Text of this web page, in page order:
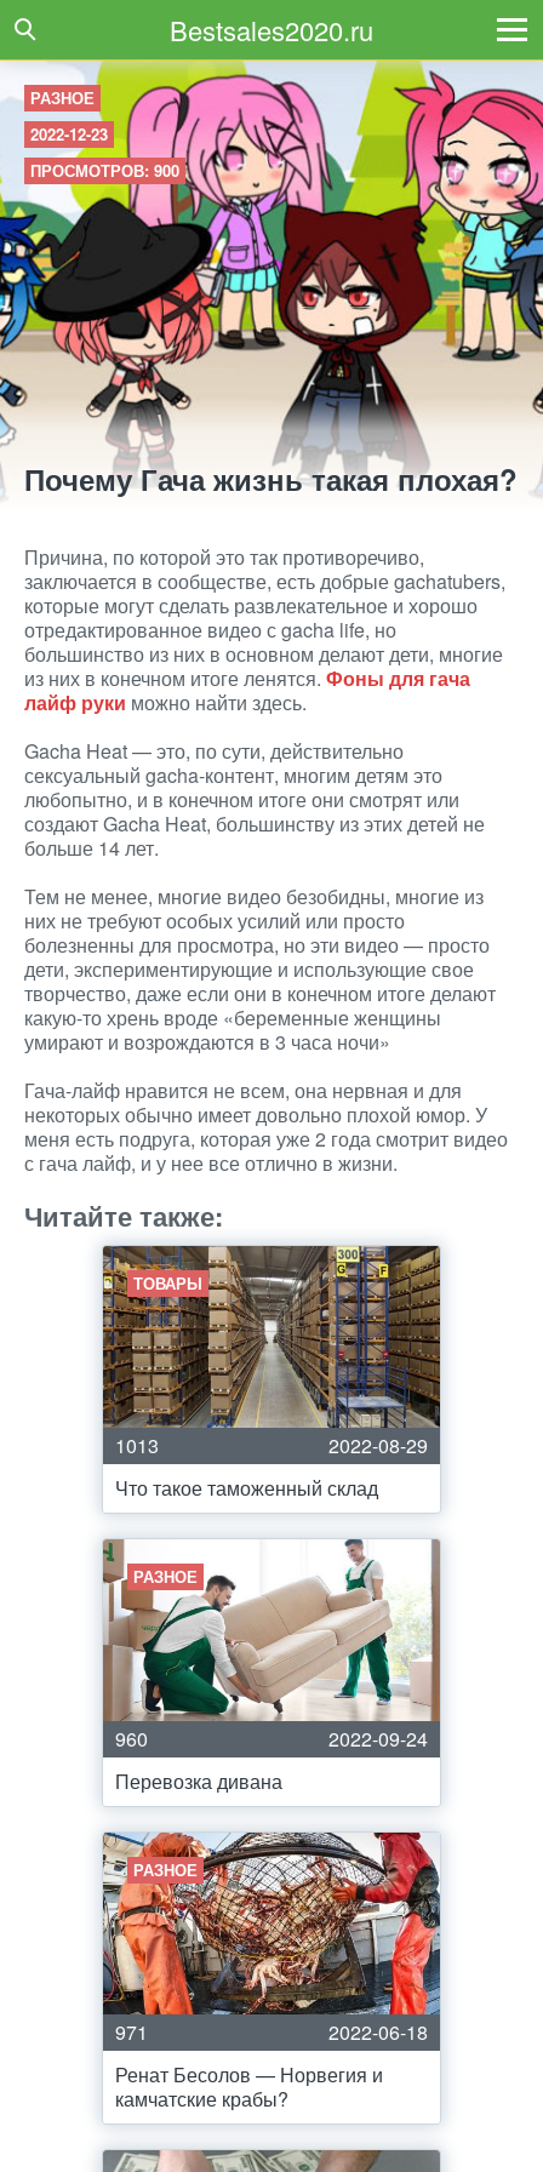
Bestsales2020.ru
РАЗНОЕ
2022-12-23
ПРОСМОТРОВ: 900
Почему Гача жизнь такая плохая?
Причина, по которой это так противоречиво,
заключается в сообществе, есть добрые gachatubers,
которые могут сделать развлекательное и хорошо
отредактированное видео с gacha life, но
большинство из них в основном делают дети, многие
из них в конечном итоге ленятся. Фоны для гача
лайф руки можно найти здесь.
Gacha Heat — это, по сути, действительно
сексуальный gacha-контент, многим детям это
любопытно, и в конечном итоге они смотрят или
создают Gacha Heat, большинству из этих детей не
больше 14 лет.
Тем не менее, многие видео безобидны, многие из
них не требуют особых усилий или просто
болезненны для просмотра, но эти видео — просто
дети, экспериментирующие и использующие свое
творчество, даже если они в конечном итоге делают
какую-то хрень вроде «беременные женщины
умирают и возрождаются в 3 часа ночи»
Гача-лайф нравится не всем, она нервная и для
некоторых обычно имеет довольно плохой юмор. У
меня есть подруга, которая уже 2 года смотрит видео
с гача лайф, и у нее все отлично в жизни.
Читайте также:
ТОВАРЫ
1013
2022-08-29
Что такое таможенный склад
РАЗНОЕ
960
2022-09-24
Перевозка дивана
РАЗНОЕ
971
2022-06-18
Ренат Бесолов — Норвегия и
камчатские крабы?